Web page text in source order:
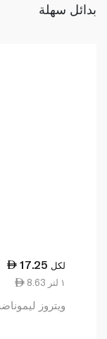
بدائل سهلة
17.25 لكل
8.63 ١ لتر
ويتروز